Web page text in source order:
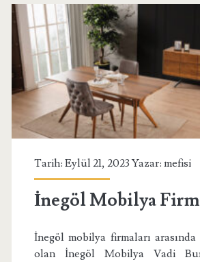
Etiket:
<span>Modern
İnegöl
Mobilyası</
Tarih: Eylül 21, 2023 Yazar: mefisi
İnegöl Mobilya
İnegöl mobilya firmaları
olan İnegöl Mobilya Vadi